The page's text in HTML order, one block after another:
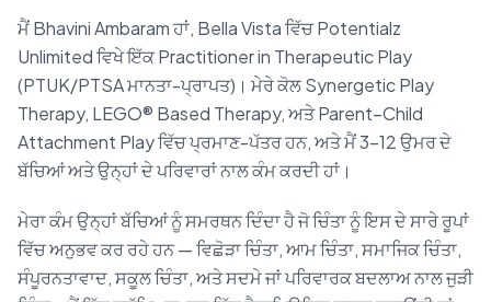
ਮੈਂ Bhavini Ambaram ਹਾਂ, Bella Vista ਵਿੱਚ Potentialz
Unlimited ਵਿਖੇ ਇੱਕ Practitioner in Therapeutic Play
(PTUK/PTSA ਮਾਨਤਾ-ਪ੍ਰਾਪਤ)। ਮੇਰੇ ਕੋਲ Synergetic Play
Therapy, LEGO® Based Therapy, ਅਤੇ Parent–Child
Attachment Play ਵਿੱਚ ਪ੍ਰਮਾਣ-ਪੱਤਰ ਹਨ, ਅਤੇ ਮੈਂ 3–12 ਉਮਰ ਦੇ
ਬੱਚਿਆਂ ਅਤੇ ਉਨ੍ਹਾਂ ਦੇ ਪਰਿਵਾਰਾਂ ਨਾਲ ਕੰਮ ਕਰਦੀ ਹਾਂ।
ਮੇਰਾ ਕੰਮ ਉਨ੍ਹਾਂ ਬੱਚਿਆਂ ਨੂੰ ਸਮਰਥਨ ਦਿੰਦਾ ਹੈ ਜੋ ਚਿੰਤਾ ਨੂੰ ਇਸ ਦੇ ਸਾਰੇ ਰੂਪਾਂ
ਵਿੱਚ ਅਨੁਭਵ ਕਰ ਰਹੇ ਹਨ — ਵਿਛੋੜਾ ਚਿੰਤਾ, ਆਮ ਚਿੰਤਾ, ਸਮਾਜਿਕ ਚਿੰਤਾ,
ਸੰਪੂਰਨਤਾਵਾਦ, ਸਕੂਲ ਚਿੰਤਾ, ਅਤੇ ਸਦਮੇ ਜਾਂ ਪਰਿਵਾਰਕ ਬਦਲਾਅ ਨਾਲ ਜੁੜੀ